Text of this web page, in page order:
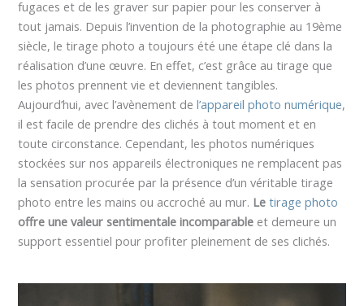
fugaces et de les graver sur papier pour les conserver à
tout jamais. Depuis l’invention de la photographie au 19ème
siècle, le tirage photo a toujours été une étape clé dans la
réalisation d’une œuvre. En effet, c’est grâce au tirage que
les photos prennent vie et deviennent tangibles.
Aujourd’hui, avec l’avènement del’appareil photo numérique,
il est facile de prendre des clichés à tout moment et en
toute circonstance. Cependant, les photos numériques
stockées sur nos appareils électroniques ne remplacent pas
la sensation procurée par la présence d’un véritable tirage
photo entre les mains ou accroché au mur. Letirage photo
offre une valeur sentimentale incomparable et demeure un
support essentiel pour profiter pleinement de ses clichés.